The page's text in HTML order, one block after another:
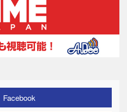
Facebook